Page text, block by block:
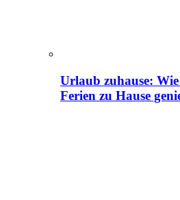
Urlaub zuhause:
Ferien zu Hause